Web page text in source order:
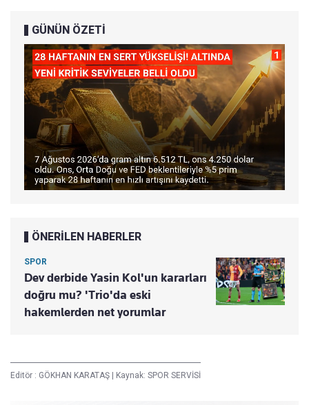
GÜNÜN ÖZETİ
ÖNERİLEN HABERLER
SPOR
Dev derbide Yasin Kol'un kararları
doğru mu? 'Trio'da eski
hakemlerden net yorumlar
Editör : GÖKHAN KARATAŞ Kaynak: SPOR SERVİSİ